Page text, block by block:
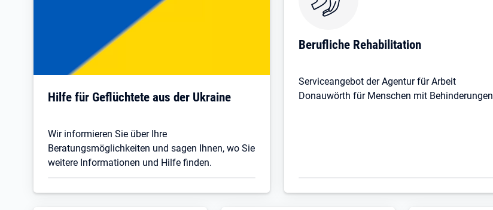
Hilfe für Geflüchtete aus der Ukraine
Wir informieren Sie über Ihre
Beratungsmöglichkeiten und sagen Ihnen, wo Sie
weitere Informationen und Hilfe finden.
Berufliche Rehabilitation
Serviceangebot der Agentur für Arbeit
Donauwörth für Menschen mit Behinderungen